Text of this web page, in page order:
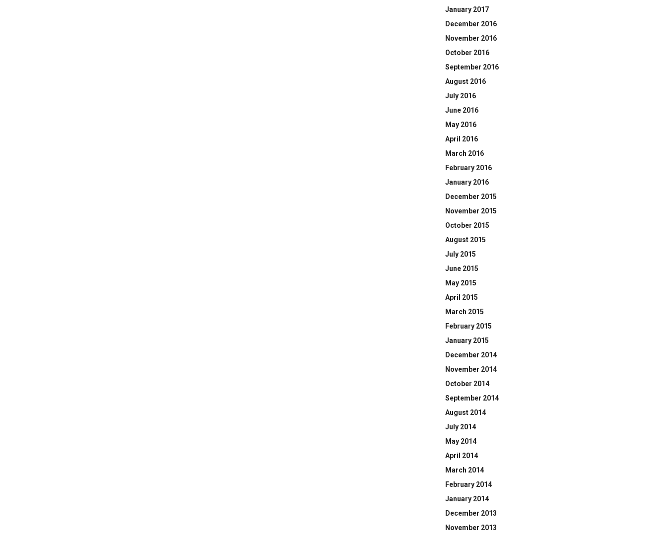
January 2017
December 2016
November 2016
October 2016
September 2016
August 2016
July 2016
June 2016
May 2016
April 2016
March 2016
February 2016
January 2016
December 2015
November 2015
October 2015
August 2015
July 2015
June 2015
May 2015
April 2015
March 2015
February 2015
January 2015
December 2014
November 2014
October 2014
September 2014
August 2014
July 2014
May 2014
April 2014
March 2014
February 2014
January 2014
December 2013
November 2013